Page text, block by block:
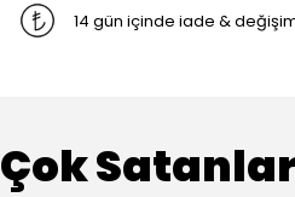
14 gün içinde iade &
Çok